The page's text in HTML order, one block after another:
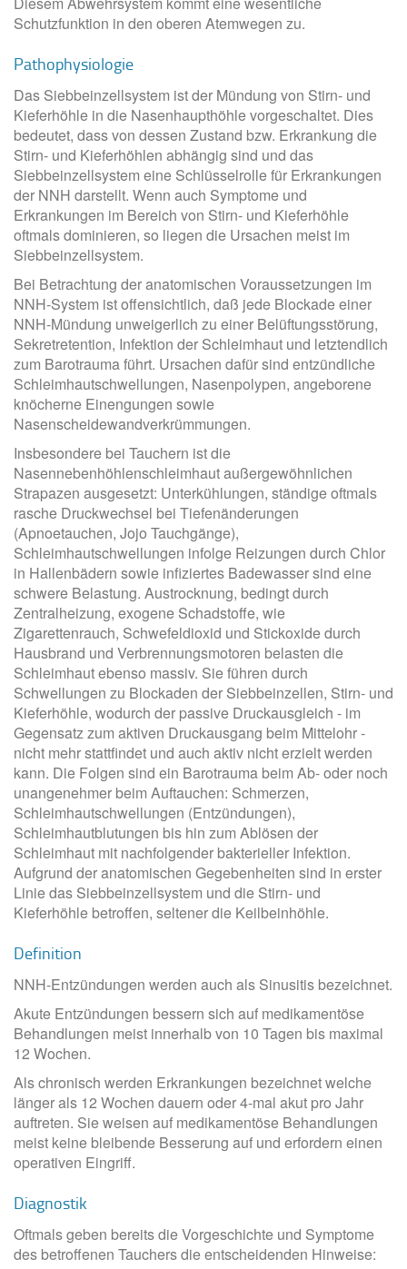
Schutzfunktion in den oberen Atemwegen zu.
Pathophysiologie
Das Siebbeinzellsystem ist der Mündung von Stirn- und
Kieferhöhle in die Nasenhaupthöhle vorgeschaltet. Dies
bedeutet, dass von dessen Zustand bzw. Erkrankung die
Stirn- und Kieferhöhlen abhängig sind und das
Siebbeinzellsystem eine Schlüsselrolle für Erkrankungen
der NNH darstellt. Wenn auch Symptome und
Erkrankungen im Bereich von Stirn- und Kieferhöhle
oftmals dominieren, so liegen die Ursachen meist im
Siebbeinzellsystem.
Bei Betrachtung der anatomischen Voraussetzungen im
NNH-System ist offensichtlich, daß jede Blockade einer
NNH-Mündung unweigerlich zu einer Belüftungsstörung,
Sekretretention, Infektion der Schleimhaut und letztendlich
zum Barotrauma führt. Ursachen dafür sind entzündliche
Schleimhautschwellungen, Nasenpolypen, angeborene
knöcherne Einengungen sowie
Nasenscheidewandverkrümmungen.
Insbesondere bei Tauchern ist die
Nasennebenhöhlenschleimhaut außergewöhnlichen
Strapazen ausgesetzt: Unterkühlungen, ständige oftmals
rasche Druckwechsel bei Tiefenänderungen
(Apnoetauchen, Jojo Tauchgänge),
Schleimhautschwellungen infolge Reizungen durch Chlor
in Hallenbädern sowie infiziertes Badewasser sind eine
schwere Belastung. Austrocknung, bedingt durch
Zentralheizung, exogene Schadstoffe, wie
Zigarettenrauch, Schwefeldioxid und Stickoxide durch
Hausbrand und Verbrennungsmotoren belasten die
Schleimhaut ebenso massiv. Sie führen durch
Schwellungen zu Blockaden der Siebbeinzellen, Stirn- und
Kieferhöhle, wodurch der passive Druckausgleich - im
Gegensatz zum aktiven Druckausgang beim Mittelohr -
nicht mehr stattfindet und auch aktiv nicht erzielt werden
kann. Die Folgen sind ein Barotrauma beim Ab- oder noch
unangenehmer beim Auftauchen: Schmerzen,
Schleimhautschwellungen (Entzündungen),
Schleimhautblutungen bis hin zum Ablösen der
Schleimhaut mit nachfolgender bakterieller Infektion.
Aufgrund der anatomischen Gegebenheiten sind in erster
Linie das Siebbeinzellsystem und die Stirn- und
Kieferhöhle betroffen, seltener die Keilbeinhöhle.
Definition
NNH-Entzündungen werden auch als Sinusitis bezeichnet.
Akute Entzündungen bessern sich auf medikamentöse
Behandlungen meist innerhalb von 10 Tagen bis maximal
12 Wochen.
Als chronisch werden Erkrankungen bezeichnet welche
länger als 12 Wochen dauern oder 4-mal akut pro Jahr
auftreten. Sie weisen auf medikamentöse Behandlungen
meist keine bleibende Besserung auf und erfordern einen
operativen Eingriff.
Diagnostik
Oftmals geben bereits die Vorgeschichte und Symptome
des betroffenen Tauchers die entscheidenden Hinweise: